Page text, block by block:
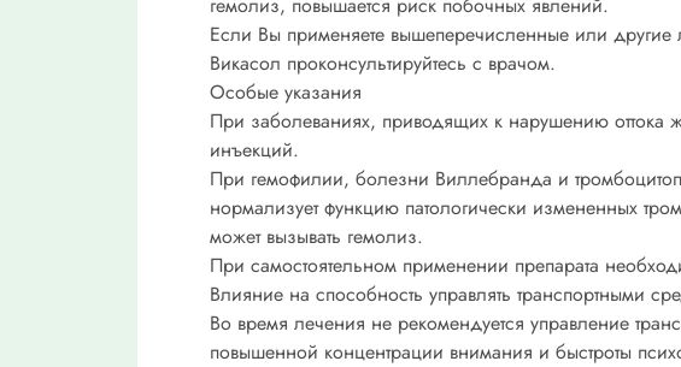
Если Вы применяете вышеперечисленные или другие
Викасол проконсультируйтесь с врачом.
Особые указания
При заболеваниях, приводящих к нарушению оттока
инъекций.
При гемофилии, болезни Виллебранда и
нормализует функцию патологически измененных
может вызывать гемолиз.
При самостоятельном применении препарата
Влияние на способность управлять транспортными
Во время лечения не рекомендуется управление
повышенной концентрации внимания и быстроты